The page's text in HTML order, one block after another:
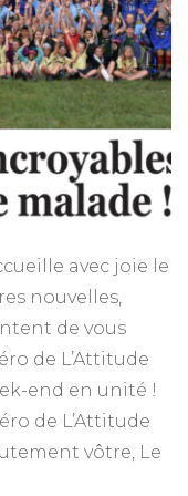
avec joie le
nouvelles,
de vous
de L’Attitude
end en unité !
de L’Attitude
vôtre, Le